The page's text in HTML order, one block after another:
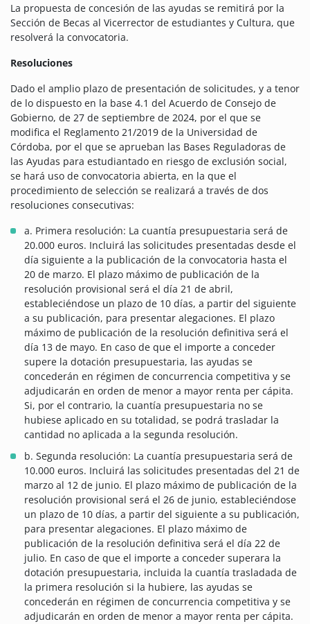
La propuesta de concesión de las ayudas se remitirá por la
Sección de Becas al Vicerrector de estudiantes y Cultura, que
resolverá la convocatoria.
Resoluciones
Dado el amplio plazo de presentación de solicitudes, y a tenor
de lo dispuesto en la base 4.1 del Acuerdo de Consejo de
Gobierno, de 27 de septiembre de 2024, por el que se
modifica el Reglamento 21/2019 de la Universidad de
Córdoba, por el que se aprueban las Bases Reguladoras de
las Ayudas para estudiantado en riesgo de exclusión social,
se hará uso de convocatoria abierta, en la que el
procedimiento de selección se realizará a través de dos
resoluciones consecutivas:
a. Primera resolución: La cuantía presupuestaria será de
20.000 euros. Incluirá las solicitudes presentadas desde el
día siguiente a la publicación de la convocatoria hasta el
20 de marzo. El plazo máximo de publicación de la
resolución provisional será el día 21 de abril,
estableciéndose un plazo de 10 días, a partir del siguiente
a su publicación, para presentar alegaciones. El plazo
máximo de publicación de la resolución definitiva será el
día 13 de mayo. En caso de que el importe a conceder
supere la dotación presupuestaria, las ayudas se
concederán en régimen de concurrencia competitiva y se
adjudicarán en orden de menor a mayor renta per cápita.
Si, por el contrario, la cuantía presupuestaria no se
hubiese aplicado en su totalidad, se podrá trasladar la
cantidad no aplicada a la segunda resolución.
b. Segunda resolución: La cuantía presupuestaria será de
10.000 euros. Incluirá las solicitudes presentadas del 21 de
marzo al 12 de junio. El plazo máximo de publicación de la
resolución provisional será el 26 de junio, estableciéndose
un plazo de 10 días, a partir del siguiente a su publicación,
para presentar alegaciones. El plazo máximo de
publicación de la resolución definitiva será el día 22 de
julio. En caso de que el importe a conceder superara la
dotación presupuestaria, incluida la cuantía trasladada de
la primera resolución si la hubiere, las ayudas se
concederán en régimen de concurrencia competitiva y se
adjudicarán en orden de menor a mayor renta per cápita.